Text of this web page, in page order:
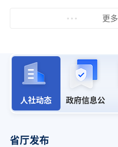
更多
人社动态
政府信息公
开
省厅发布